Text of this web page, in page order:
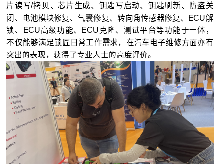
片读写/拷贝、芯片生成、钥匙写启动、钥匙刷新、防盗关
闭、电池模块修复、气囊修复、转向角传感器修复、ECU解
锁、ECU高级功能、ECU克隆、测试平台等功能于一体，
不仅能够满足锁匠日常工作需求，在汽车电子维修方面亦有
突出的表现，获得了专业人士的高度评价。